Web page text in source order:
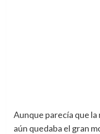
Aunque parecía que
aún quedaba el gran